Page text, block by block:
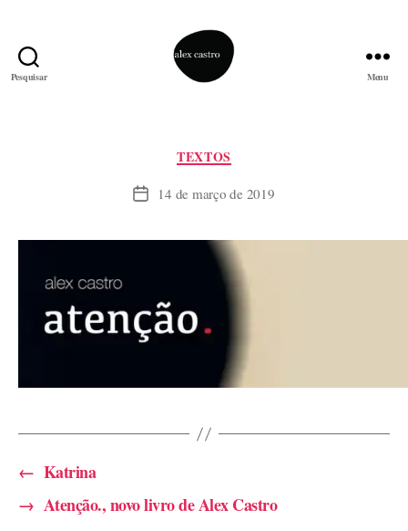
Pesquisar Menu
Categorias
TEXTOS
Data14 de março de 2019
← Katrina
→ Atenção., novo livro de Alex Castro